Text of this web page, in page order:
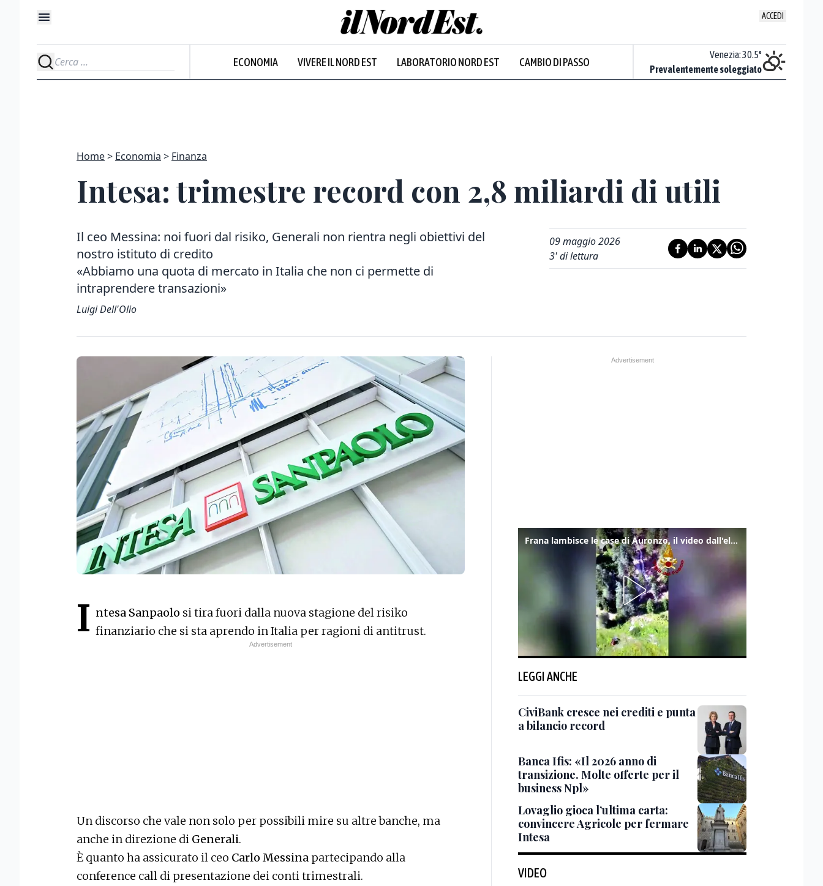
ACCEDI
ECONOMIA VIVERE IL NORD EST LABORATORIO NORD EST CAMBIO DI PASSO
Prevalentemente soleggiato
Venezia:30.5°
Prevalentemente soleggiato
Home Economia Finanza
Intesa: trimestre record con 2,8 miliardi di utili
Il ceo Messina: noi fuori dal risiko, Generali non rientra negli obiettivi del
nostro istituto di credito
«Abbiamo una quota di mercato in Italia che non ci permette di
intraprendere transazioni»
Luigi Dell'Olio
09 maggio 2026
3' di lettura
I ntesa Sanpaolo si tira fuori dalla nuova stagione del risiko
finanziario che si sta aprendo in Italia per ragioni di antitrust.
Un discorso che vale non solo per possibili mire su altre banche, ma
anche in direzione di Generali.
È quanto ha assicurato il ceo Carlo Messina partecipando alla
conference call di presentazione dei conti trimestrali.
Frana lambisce le case di Auronzo, il video dall'elicottero dei vigili del fuoco
LEGGI ANCHE
CiviBank cresce nei crediti e punta
a bilancio record
Banca Ifis: «Il 2026 anno di
transizione. Molte offerte per il
business Npl»
Lovaglio gioca l’ultima carta:
convincere Agricole per fermare
Intesa
VIDEO